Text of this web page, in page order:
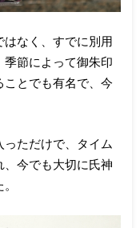
なく、すでに別用
節によって御朱印
とでも有名で、今
ただけで、タイム
、今でも大切に氏神